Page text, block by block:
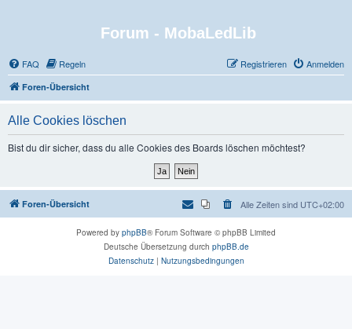
Forum - MobaLedLib
FAQ Regeln Anmelden
Registrieren
Foren-Übersicht
Alle Cookies löschen
Bist du dir sicher, dass du alle Cookies des Boards löschen möchtest?
Foren-Übersicht Alle Zeiten sind UTC+02:00
Powered by phpBB® Forum Software © phpBB Limited
Deutsche Übersetzung durch phpBB.de
Datenschutz| Nutzungsbedingungen